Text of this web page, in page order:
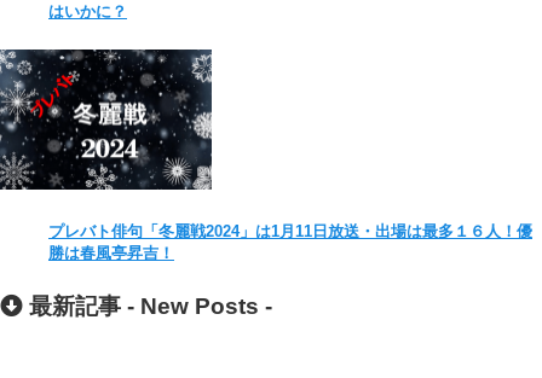
はいかに？
プレバト俳句「冬麗戦2024」は1月11日放送・出場は最多１６人！優
勝は春風亭昇吉！
最新記事 - New Posts -